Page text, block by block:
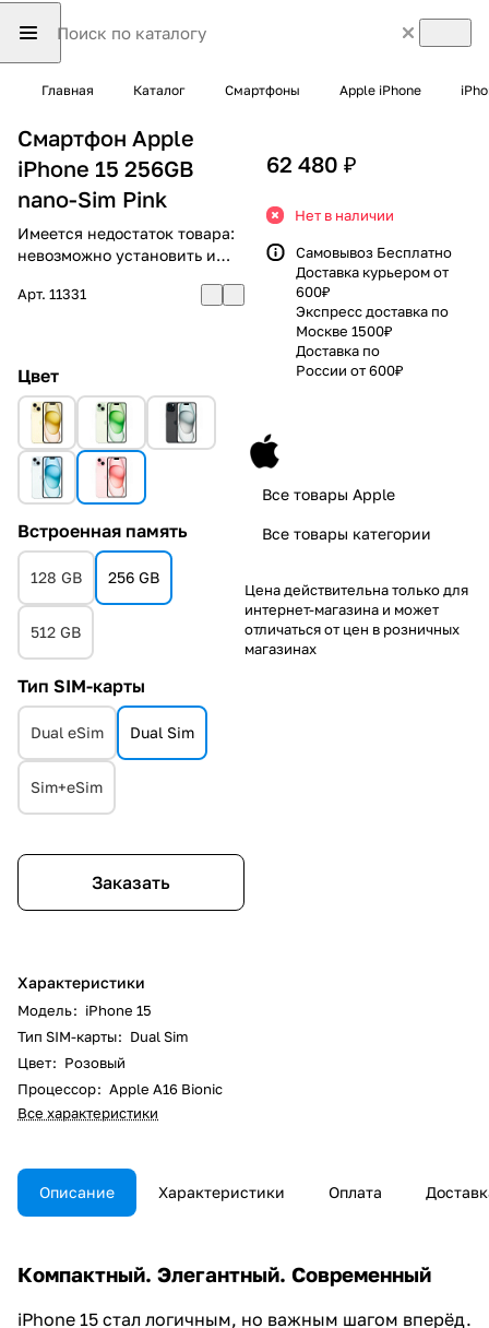
Главная Каталог Смартфоны Apple iPhone
Смартфон Apple
iPhone 15 256GB
nano-Sim Pink
Имеется недостаток товара:
невозможно установить и
Арт. 11331
Цвет
Встроенная память
128 GB 256 GB
512 GB
Тип SIM-карты
Dual eSim Dual Sim
Sim+eSim
Заказать
Характеристики
Модель: iPhone 15
Тип SIM-карты: Dual Sim
Цвет: Розовый
Процессор: Apple A16 Bionic
Все характеристики
62 480 ₽
Нет в наличии
Самовывоз Бесплатно
Доставка курьером от
600₽
Экспресс доставка по
Москве 1500₽
Доставка по
России от 600₽
Все товары Apple
Все товары категории
Цена действительна только для
интернет-магазина и может
отличаться от цен в розничных
магазинах
Описание Характеристики Оплата
Компактный. Элегантный. Современный
iPhone 15 стал логичным, но важным шагом вперёд.